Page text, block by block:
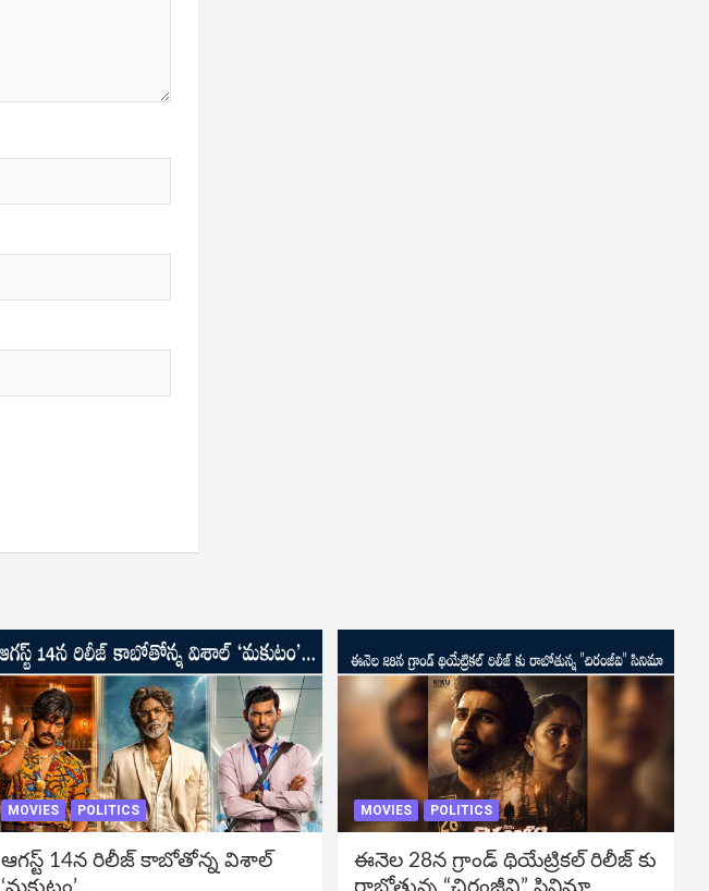
MOVIES POLITICS
ఆగస్ట్ 14న రిలీజ్ కాబోతోన్న విశాల్
‘మకుటం’…
MOVIES POLITICS
ఈనెల 28న గ్రాండ్ థియేట్రికల్ రిలీజ్ కు
రాబోతున్న “చిరంజీవి” సినిమా